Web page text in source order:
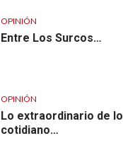
OPINIÓN
Entre Los Surcos…
OPINIÓN
Lo extraordinario de lo
cotidiano…